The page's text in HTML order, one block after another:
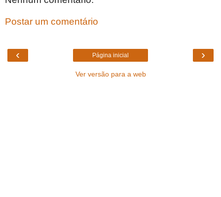
Postar um comentário
‹ ›
Página inicial
Ver versão para a web